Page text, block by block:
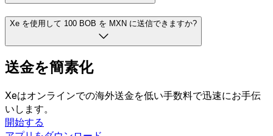
Xe を使用して 100 BOB を MXN に送信できますか?
送金を簡素化
Xeはオンラインでの海外送金を低い手数料で迅速にお手伝
いします。
開始する